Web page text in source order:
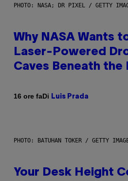
PHOTO: NASA; DR PIXEL / GETTY
Why NASA Wants
Laser-Powered
Caves Beneath the
16 ore faDi Luis Prada
PHOTO: BATUHAN TOKER / GETTY
Your Desk Height